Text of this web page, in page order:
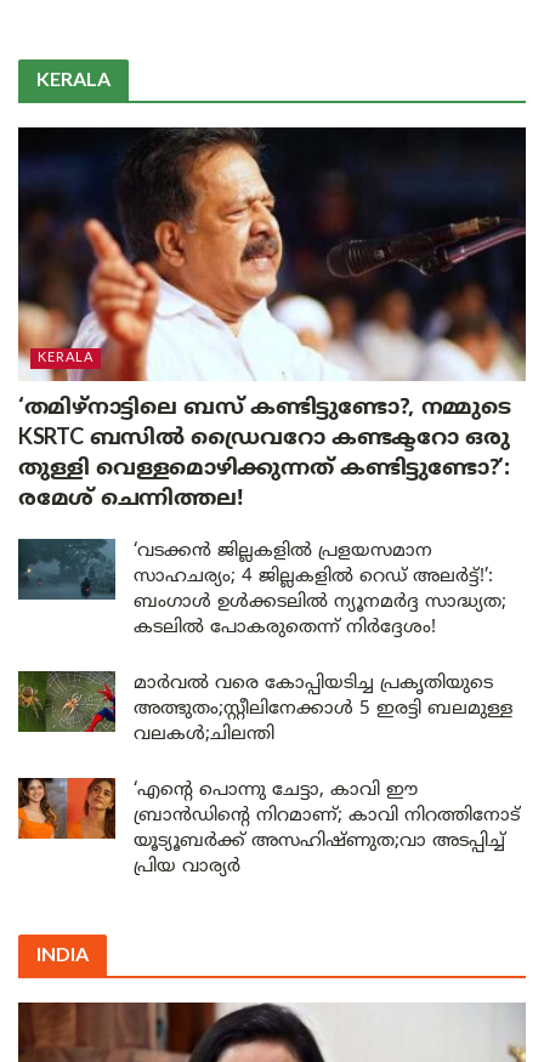
KERALA
KERALA
‘തമിഴ്‌നാട്ടിലെ ബസ് കണ്ടിട്ടുണ്ടോ?, നമ്മുടെ
KSRTC ബസിൽ ഡ്രൈവറോ കണ്ടക്ടറോ ഒരു
തുള്ളി വെള്ളമൊഴിക്കുന്നത് കണ്ടിട്ടുണ്ടോ?’:
രമേശ് ചെന്നിത്തല!
‘വടക്കൻ ജില്ലകളിൽ പ്രളയസമാന
സാഹചര്യം; 4 ജില്ലകളിൽ റെഡ് അലർട്ട്!’:
ബംഗാൾ ഉൾക്കടലിൽ ന്യൂനമർദ്ദ സാദ്ധ്യത;
കടലിൽ പോകരുതെന്ന് നിർദ്ദേശം!
മാർവൽ വരെ കോപ്പിയടിച്ച പ്രകൃതിയുടെ
അത്ഭുതം;സ്റ്റീലിനേക്കാൾ 5 ഇരട്ടി ബലമുള്ള
വലകൾ;ചിലന്തി
‘എന്റെ പൊന്നു ചേട്ടാ, കാവി ഈ
ബ്രാൻഡിന്റെ നിറമാണ്; കാവി നിറത്തിനോട്
യൂട്യൂബർക്ക് അസഹിഷ്ണുത;വാ അടപ്പിച്ച്
പ്രിയ വാര്യർ
INDIA